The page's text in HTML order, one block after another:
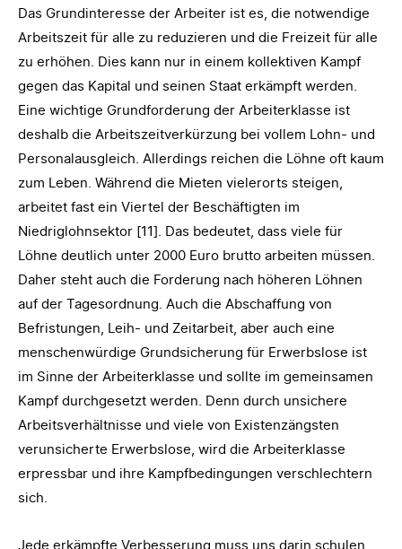
Das Grundinteresse der Arbeiter ist es, die notwendige
Arbeitszeit für alle zu reduzieren und die Freizeit für alle
zu erhöhen. Dies kann nur in einem kollektiven Kampf
gegen das Kapital und seinen Staat erkämpft werden.
Eine wichtige Grundforderung der Arbeiterklasse ist
deshalb die Arbeitszeitverkürzung bei vollem Lohn- und
Personalausgleich. Allerdings reichen die Löhne oft kaum
zum Leben. Während die Mieten vielerorts steigen,
arbeitet fast ein Viertel der Beschäftigten im
Niedriglohnsektor [11]. Das bedeutet, dass viele für
Löhne deutlich unter 2000 Euro brutto arbeiten müssen.
Daher steht auch die Forderung nach höheren Löhnen
auf der Tagesordnung. Auch die Abschaffung von
Befristungen, Leih- und Zeitarbeit, aber auch eine
menschenwürdige Grundsicherung für Erwerbslose ist
im Sinne der Arbeiterklasse und sollte im gemeinsamen
Kampf durchgesetzt werden. Denn durch unsichere
Arbeitsverhältnisse und viele von Existenzängsten
verunsicherte Erwerbslose, wird die Arbeiterklasse
erpressbar und ihre Kampfbedingungen verschlechtern
sich.
Jede erkämpfte Verbesserung muss uns darin schulen,